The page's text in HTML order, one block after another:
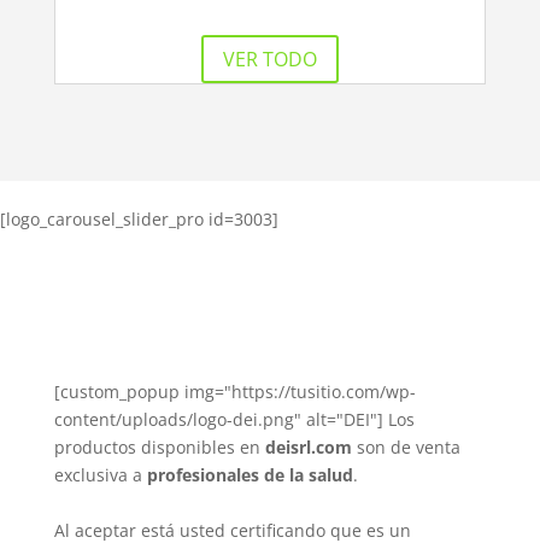
VER TODO
[logo_carousel_slider_pro id=3003]
[custom_popup img="https://tusitio.com/wp-
content/uploads/logo-dei.png" alt="DEI"] Los
productos disponibles en deisrl.com son de venta
exclusiva a profesionales de la salud.
Al aceptar está usted certificando que es un